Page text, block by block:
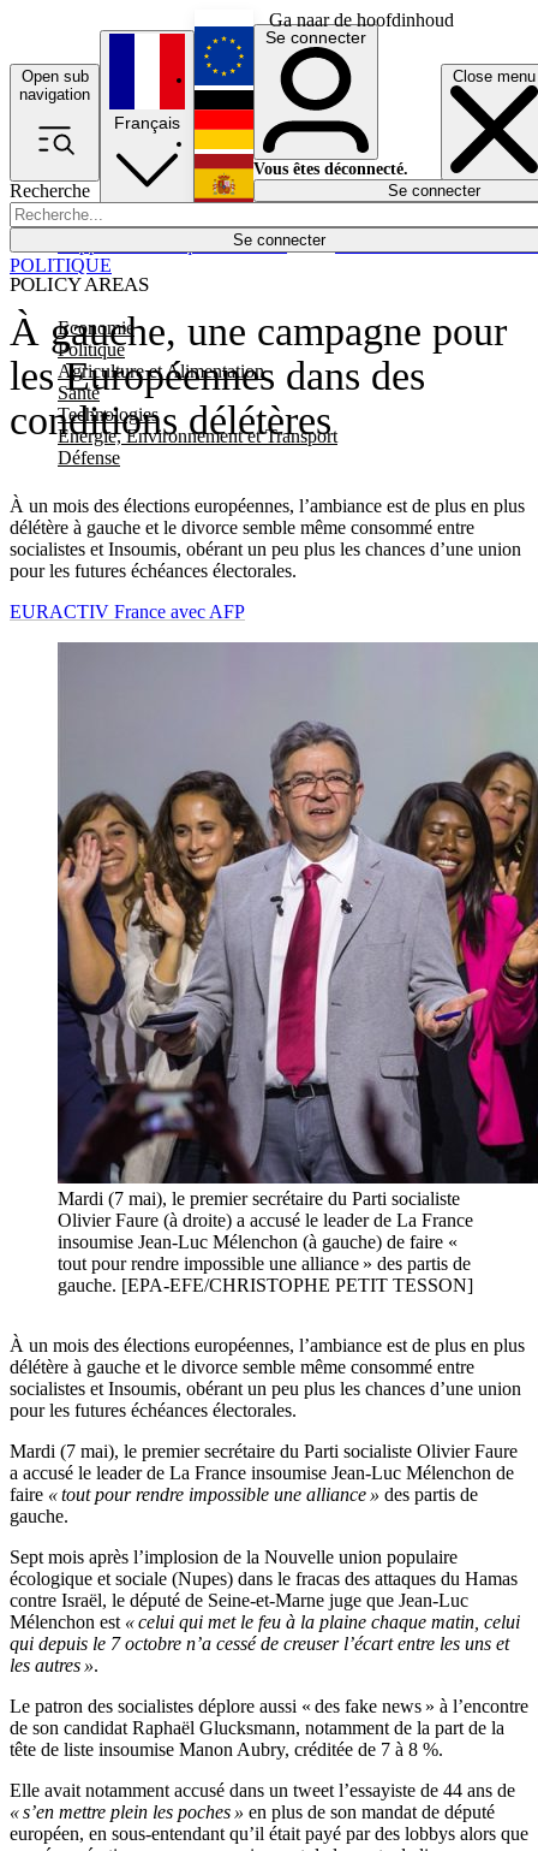
Ga naar de hoofdinhoud
Open sub
navigation
Close menu
Recherche
Se connecter
POLICY AREAS
Economie
Politique
Agriculture et Alimentation
Santé
Technologies
Energie, Environnement et Transport
Défense
Économie
Français
English
Deutsch
Español
Se connecter
Vous êtes déconnecté.
Se connecter
À gauche, une campagne pour
les Européennes dans des
conditions délétères
À un mois des élections européennes, l’ambiance est de plus en plus
délétère à gauche et le divorce semble même consommé entre
socialistes et Insoumis, obérant un peu plus les chances d’une union
pour les futures échéances électorales.
POLITIQUE
EURACTIV France avec AFP
Mardi (7 mai), le premier secrétaire du Parti socialiste
Olivier Faure (à droite) a accusé le leader de La France
insoumise Jean-Luc Mélenchon (à gauche) de faire «
tout pour rendre impossible une alliance » des partis de
gauche. [EPA-EFE/CHRISTOPHE PETIT TESSON]
À un mois des élections européennes, l’ambiance est de plus en plus
délétère à gauche et le divorce semble même consommé entre
socialistes et Insoumis, obérant un peu plus les chances d’une union
pour les futures échéances électorales.
Mardi (7 mai), le premier secrétaire du Parti socialiste Olivier Faure
a accusé le leader de La France insoumise Jean-Luc Mélenchon de
faire « tout pour rendre impossible une alliance » des partis de
gauche.
Sept mois après l’implosion de la Nouvelle union populaire
écologique et sociale (Nupes) dans le fracas des attaques du Hamas
contre Israël, le député de Seine-et-Marne juge que Jean-Luc
Mélenchon est « celui qui met le feu à la plaine chaque matin, celui
qui depuis le 7 octobre n’a cessé de creuser l’écart entre les uns et
les autres ».
Le patron des socialistes déplore aussi « des fake news » à l’encontre
de son candidat Raphaël Glucksmann, notamment de la part de la
tête de liste insoumise Manon Aubry, créditée de 7 à 8 %.
Elle avait notamment accusé dans un tweet l’essayiste de 44 ans de
« s’en mettre plein les poches » en plus de son mandat de député
européen, en sous-entendant qu’il était payé par des lobbys alors que